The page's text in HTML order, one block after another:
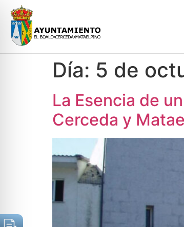
Día: 5 de
La Esencia de
Cerceda y